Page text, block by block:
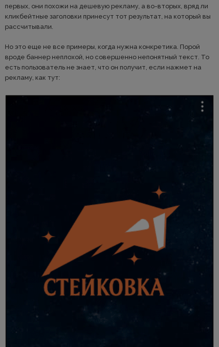
первых, они похожи на дешевую рекламу, а во-вторых, вряд ли
кликбейтные заголовки принесут тот результат, на который вы
рассчитывали.
Но это еще не все примеры, когда нужна конкретика. Порой
вроде баннер неплохой, но совершенно непонятный текст. То
есть пользователь не знает, что он получит, если нажмет на
рекламу, как тут: